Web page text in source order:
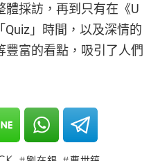
採訪，再到只有在《U
」時間，以及深情的
富的看點，吸引了人們